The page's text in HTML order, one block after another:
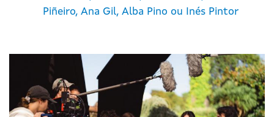
Piñeiro, Ana Gil, Alba Pino ou Inés Pintor